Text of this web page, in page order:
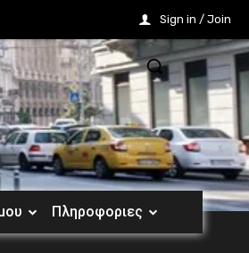
Sign in / Join
Πληροφοριες